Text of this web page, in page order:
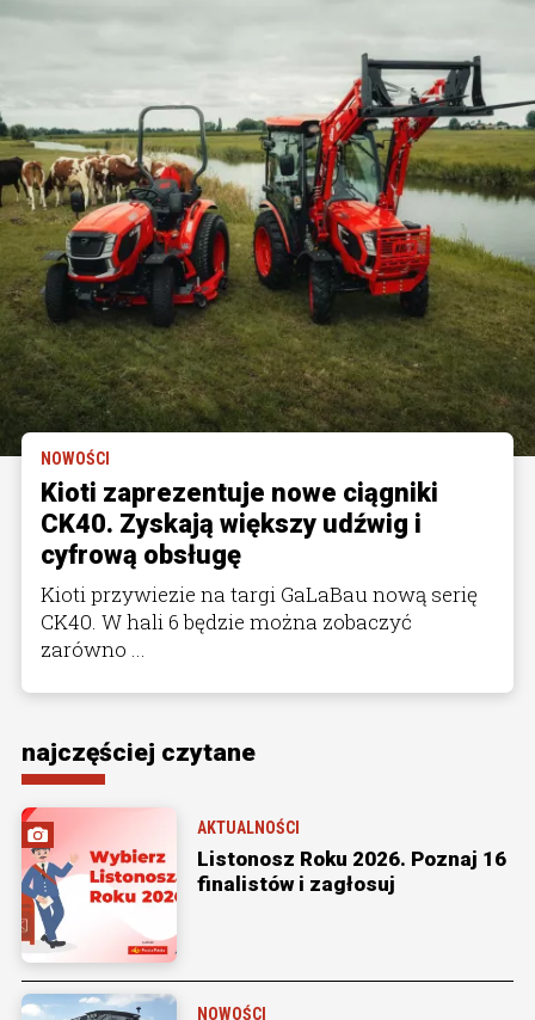
NOWOŚCI
Kioti zaprezentuje nowe ciągniki
CK40. Zyskają większy udźwig i
cyfrową obsługę
Kioti przywiezie na targi GaLaBau nową serię
CK40. W hali 6 będzie można zobaczyć
zarówno ...
najczęściej czytane
AKTUALNOŚCI
Listonosz Roku 2026. Poznaj 16
finalistów i zagłosuj
NOWOŚCI